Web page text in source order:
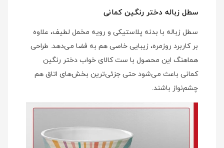
سطل زباله دختر رنگین کمانی
سطل زباله با بدنه پلاستیکی و رویه مخمل لطیف، علاوه
بر کاربرد روزمره، زیبایی خاصی هم به فضا می‌دهد. طراحی
هماهنگ این محصول با ست کالای خواب دختر رنگین
کمانی باعث می‌شود حتی جزئی‌ترین بخش‌های اتاق هم
چشم‌نواز باشند.